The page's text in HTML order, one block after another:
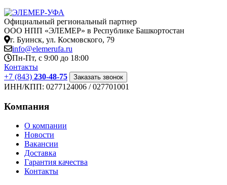
Официальный региональный партнер
ООО НПП «ЭЛЕМЕР» в Республике Башкортостан
г. Буинск, ул. Космовского, 79
info@elemerufa.ru
Пн-Пт, с 9:00 до 18:00
Контакты
+7 (843) 230-48-75 Заказать звонок
ИНН/КПП: 0277124006 / 027701001
Компания
О компании
Новости
Вакансии
Доставка
Гарантия качества
Контакты